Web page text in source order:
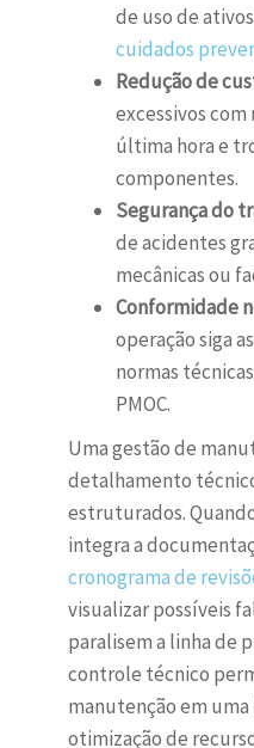
de uso de
cuidados
Redução de
excessivos
última hora e
componentes.
Segurança do
de acidentes
mecânicas ou
Conformidade
operação siga
normas
PMOC.
Uma gestão de
detalhamento
estruturados.
integra a
cronograma de
visualizar possíveis
paralisem a linha de
controle técnico
manutenção em
otimização de